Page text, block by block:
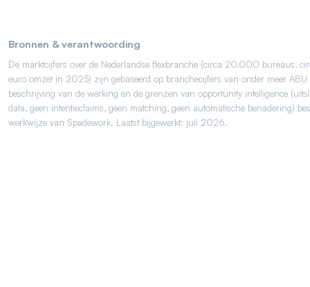
Bronnen & verantwoording
De marktcijfers over de Nederlandse flexbranche (circa 20.000 bureaus,
euro omzet in 2025) zijn gebaseerd op branchecijfers van onder meer
beschrijving van de werking en de grenzen van opportunity intelligence
data, geen intentieclaims, geen matching, geen automatische benadering)
werkwijze van Spadework. Laatst bijgewerkt: juli 2026.